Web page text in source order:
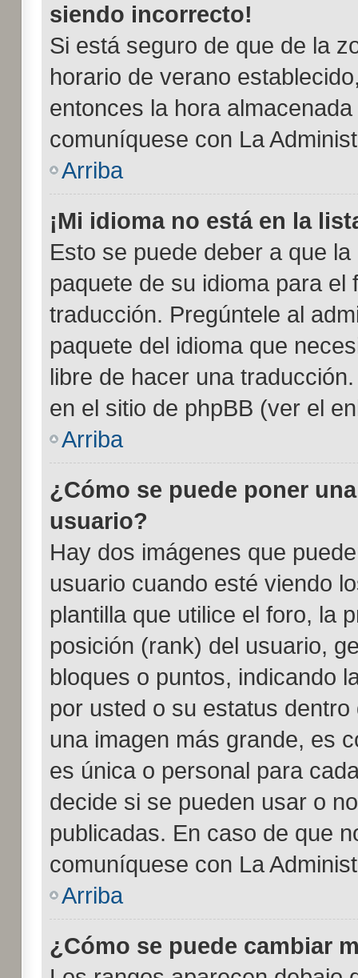
siendo incorrecto!
Si está seguro de que de la
horario de verano
entonces la hora
comuníquese con La
Arriba
¡Mi idioma no está en la
Esto se puede deber a que
paquete de su idioma para
traducción. Pregúntele al
paquete del idioma que
libre de hacer una
en el sitio de phpBB (ver el
Arriba
¿Cómo se puede poner
usuario?
Hay dos imágenes que
usuario cuando esté viendo
plantilla que utilice el foro, la
posición (rank) del usuario,
bloques o puntos, indicando
por usted o su estatus
una imagen más grande, es
es única o personal para
decide si se pueden usar o
publicadas. En caso de que
comuníquese con La
Arriba
¿Cómo se puede cambiar